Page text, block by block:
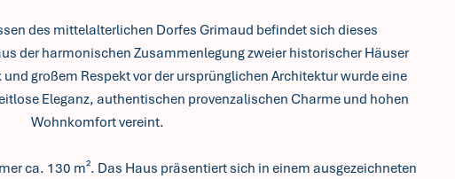
des mittelalterlichen Dorfes Grimaud befindet sich dieses
der harmonischen Zusammenlegung zweier historischer Häuser
großem Respekt vor der ursprünglichen Architektur wurde eine
Eleganz, authentischen provenzalischen Charme und hohen
Wohnkomfort vereint.
ca. 130 m². Das Haus präsentiert sich in einem ausgezeichneten